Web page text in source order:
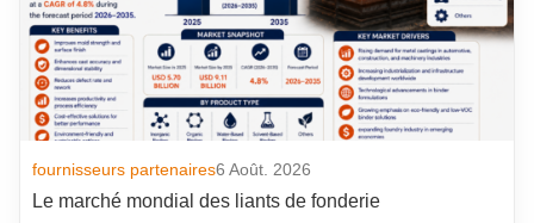
fournisseurs partenaires6 Août. 2026
Le marché mondial des liants de fonderie